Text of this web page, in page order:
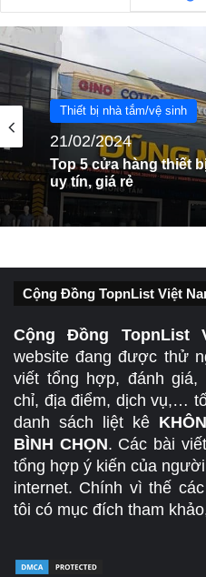
Thiết bị nhà tắm/vệ sinh
21/02/2024
uy tín, giá rẻ
Thiết bị nhà tắm/vệ sinh
13/03/2024
Top 5 cửa hàng thiết
Phòng uy tín
Cộng Đồng TopnList Việt
Cộng Đồng TopnList
website đang được thử
viết tổng hợp, đánh giá,
chỉ, địa điểm, dịch vụ,…
danh sách liệt kê
BÌNH CHỌN. Các bài
tổng hợp ý kiến của
internet. Chính vì thế
tôi có mục đích tham